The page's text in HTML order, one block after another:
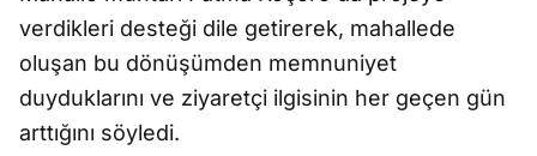
verdikleri desteği dile getirerek, mahallede
oluşan bu dönüşümden memnuniyet
duyduklarını ve ziyaretçi ilgisinin her geçen gün
arttığını söyledi.